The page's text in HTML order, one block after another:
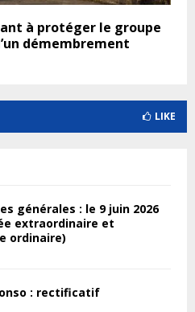
à protéger le groupe
démembrement
LIKE
générales : le 9 juin 2026
extraordinaire et
ordinaire)
: rectificatif